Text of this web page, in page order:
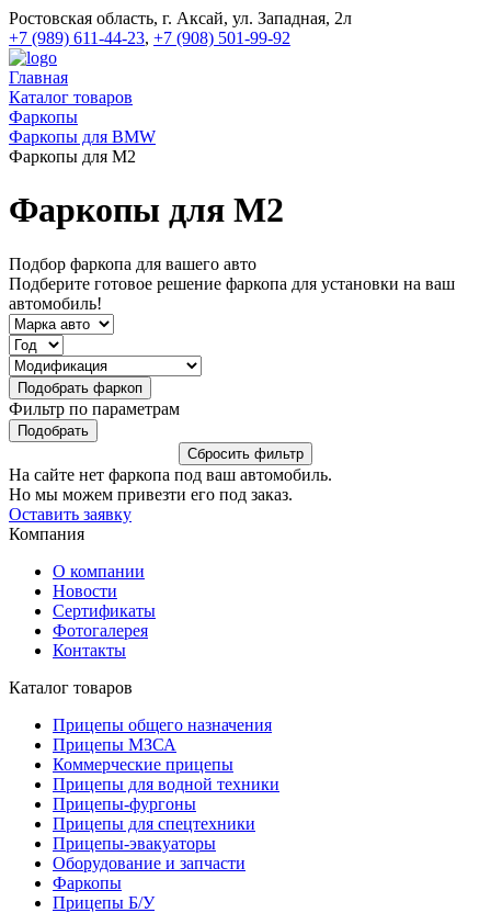
Ростовская область, г. Аксай, ул. Западная, 2л
+7 (989) 611-44-23, +7 (908) 501-99-92
Главная
Каталог товаров
Фаркопы
Фаркопы для BMW
Фаркопы для M2
Фаркопы для M2
Подбор фаркопа для вашего авто
Подберите готовое решение фаркопа для установки на ваш
автомобиль!
Фильтр по параметрам
На сайте нет фаркопа под ваш автомобиль.
Но мы можем привезти его под заказ.
Оставить заявку
Компания
О компании
Новости
Сертификаты
Фотогалерея
Контакты
Каталог товаров
Прицепы общего назначения
Прицепы МЗСА
Коммерческие прицепы
Прицепы для водной техники
Прицепы-фургоны
Прицепы для спецтехники
Прицепы-эвакуаторы
Оборудование и запчасти
Фаркопы
Прицепы Б/У